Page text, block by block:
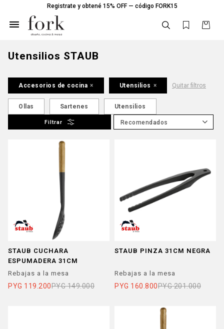
Registrate y obtené 15% OFF — código FORK15

Utensilios STAUB
Accesorios de cocina Utensilios Quitar filtros
Ollas Sartenes Utensilios
Recomendados
STAUB CUCHARA
ESPUMADERA 31CM
Rebajas a la mesa
PYG 119.200PYG 149.000
STAUB PINZA 31CM NEGRA
Rebajas a la mesa
PYG 160.800PYG 201.000